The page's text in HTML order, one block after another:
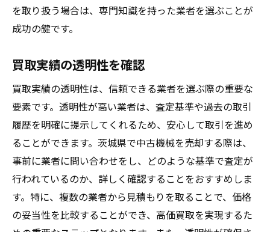
を取り扱う場合は、専門知識を持った業者を選ぶことが
成功の鍵です。
買取実績の透明性を確認
買取実績の透明性は、信頼できる業者を選ぶ際の重要な
要素です。透明性が高い業者は、査定基準や過去の取引
履歴を明確に提示してくれるため、安心して取引を進め
ることができます。茨城県で中古機械を売却する際は、
事前に業者に問い合わせをし、どのような基準で査定が
行われているのか、詳しく確認することをおすすめしま
す。特に、複数の業者から見積もりを取ることで、価格
の妥当性を比較することができ、高価買取を実現するた